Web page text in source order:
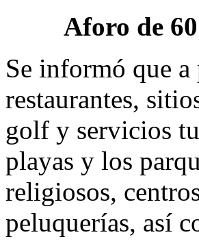
Aforo de
Se informó que
restaurantes,
golf y servicios
playas y los
religiosos,
peluquerías, así